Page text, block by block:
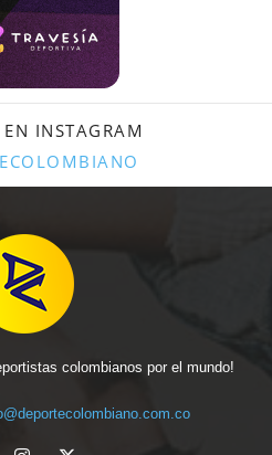
INSTAGRAM
colombianos por el mundo!